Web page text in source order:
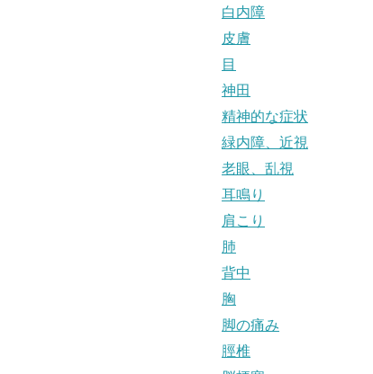
白内障
皮膚
目
神田
精神的な症状
緑内障、近視
老眼、乱視
耳鳴り
肩こり
肺
背中
胸
脚の痛み
脛椎